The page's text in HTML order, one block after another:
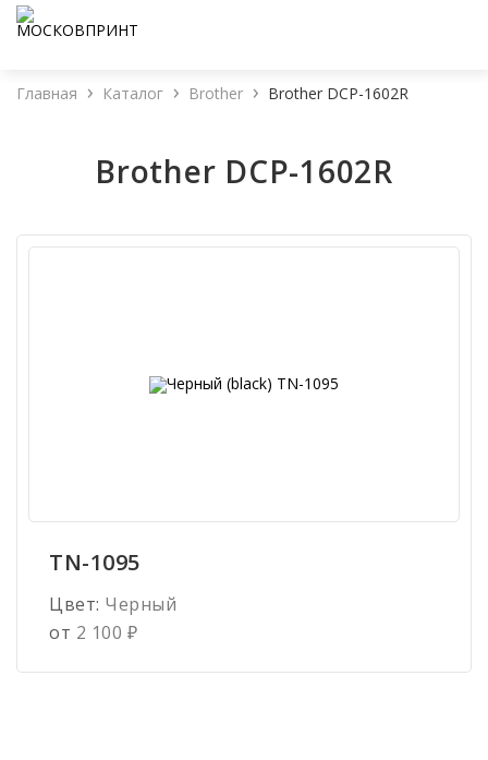
Главная Каталог Brother Brother DCP-1602R
Brother DCP-1602R
TN-1095
Цвет: Черный
от 2 100 ₽